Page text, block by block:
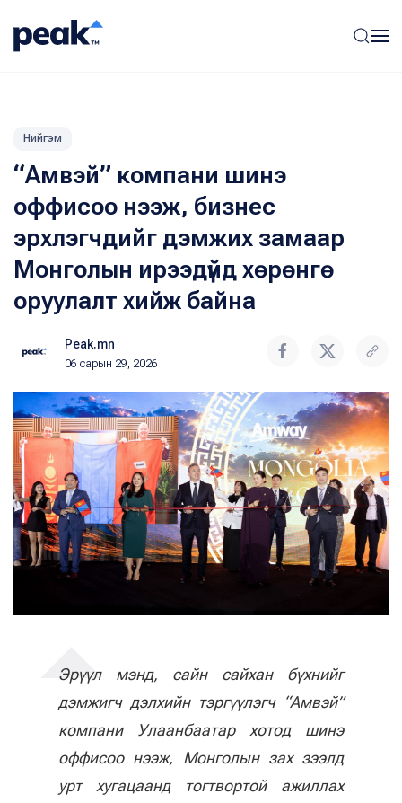
Нийгэм
“Амвэй” компани шинэ
оффисоо нээж, бизнес
эрхлэгчдийг дэмжих замаар
Монголын ирээдүйд хөрөнгө
оруулалт хийж байна
Peak.mn
06 сарын 29, 2026
Эрүүл мэнд, сайн сайхан бүхнийг
дэмжигч дэлхийн тэргүүлэгч “Амвэй”
компани Улаанбаатар хотод шинэ
оффисоо нээж, Монголын зах зээлд
урт хугацаанд тогтвортой ажиллах